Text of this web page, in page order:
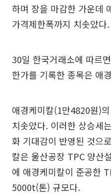
하며 장을 마감한 가운데
가격제한폭까지 치솟았다.
30일 한국거래소에 따르
한가를 기록한 종목은 애
애경케미칼(1만4820원)
치솟았다. 이러한 상승세
화 기대감이 반영된 것으
칼은 울산공장 TPC 양산
에 애경케미칼이 준공한
5000t(톤) 규모다.